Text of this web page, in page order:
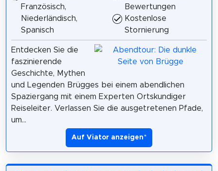
Französisch,
Niederländisch,
Spanisch
Bewertungen
Kostenlose
Stornierung
Entdecken Sie die
faszinierende
Geschichte, Mythen
und Legenden Brügges bei einem abendlichen
Spaziergang mit einem Experten Ortskundiger
Reiseleiter. Verlassen Sie die ausgetretenen Pfade,
um...
Auf Viator anzeigen*